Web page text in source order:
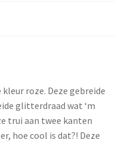
roze. Deze gebreide
glitterdraad wat ‘m
trui aan twee kanten
hoe cool is dat?! Deze